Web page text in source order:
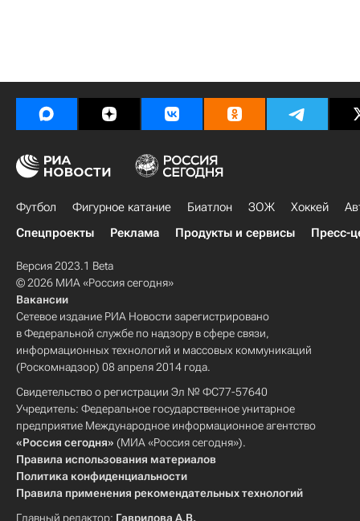
Футбол Фигурное катание Биатлон ЗОЖ Хоккей
Спецпроекты
Реклама Продукты и сервисы Пресс-
Версия 2023.1 Beta
© 2026 МИА «Россия сегодня»
Вакансии
Сетевое издание РИА Новости зарегистрировано
в Федеральной службе по надзору в сфере связи,
информационных технологий и массовых коммуникаций
(Роскомнадзор) 08 апреля 2014 года.
Свидетельство о регистрации Эл № ФС77-57640
Учредитель: Федеральное государственное унитарное
предприятие Международное информационное агентство
«Россия сегодня» (МИА «Россия сегодня»).
Правила использования материалов
Политика конфиденциальности
Правила применения рекомендательных технологий
Главный редактор: Гаврилова А.В.